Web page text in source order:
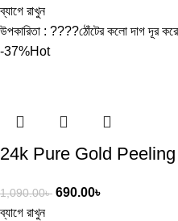
ব্যাগে রাখুন
উপকারিতা : ????ঠোঁটের কলো দাগ দূর
-37%Hot
24k Pure Gold
1,090.00৳ 690.00৳
ব্যাগে রাখুন